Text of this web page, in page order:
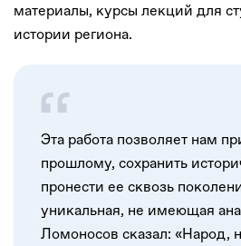
материалы, курсы лекций для
истории региона.
Эта работа позволяет нам
прошлому, сохранить
пронести ее сквозь
уникальная, не имеющая
Ломоносов сказал: «Народ,